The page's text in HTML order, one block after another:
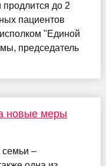
продлится до 2
пациентов
"Единой
председатель
новые меры
–